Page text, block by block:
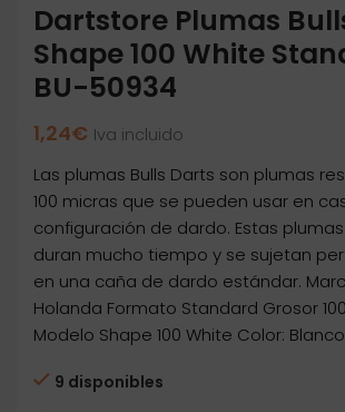
Dartstore Plumas
Shape 100 White
BU-50934
1,24€ Iva incluido
Las plumas Bulls Darts son plumas
100 micras que se pueden usar en
configuración de dardo. Estas plumas
duran mucho tiempo y se sujetan
en una caña de dardo estándar.
Holanda Formato Standard Grosor
Modelo Shape 100 White Color: Blanco
9 disponibles